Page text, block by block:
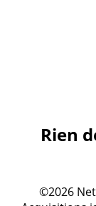
Rien
©2026